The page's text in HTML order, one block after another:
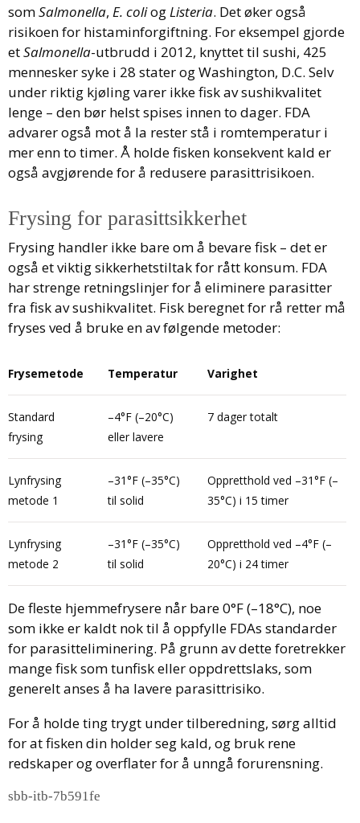
somSalmonella, E. coliog Listeria. Det øker også
risikoen for histaminforgiftning. For eksempel gjorde
etSalmonella-utbrudd i 2012, knyttet til sushi, 425
mennesker syke i 28 stater og Washington, D.C. Selv
under riktig kjøling varer ikke fisk av sushikvalitet
lenge – den bør helst spises innen to dager. FDA
advarer også mot å la rester stå i romtemperatur i
mer enn to timer. Å holde fisken konsekvent kald er
også avgjørende for å redusere parasittrisikoen.
Frysing for parasittsikkerhet
Frysing handler ikke bare om å bevare fisk – det er
også et viktig sikkerhetstiltak for rått konsum. FDA
har strenge retningslinjer for å eliminere parasitter
fra fisk av sushikvalitet. Fisk beregnet for rå retter må
fryses ved å bruke en av følgende metoder:
Frysemetode Temperatur Varighet
Standard
frysing
–4°F (–20°C)
eller lavere
7 dager totalt
Lynfrysing
metode 1
–31°F (–35°C)
til solid
Oppretthold ved –31°F (–
35°C) i 15 timer
Lynfrysing
metode 2
–31°F (–35°C)
til solid
Oppretthold ved –4°F (–
20°C) i 24 timer
De fleste hjemmefrysere når bare 0°F (–18°C), noe
som ikke er kaldt nok til å oppfylle FDAs standarder
for parasitteliminering. På grunn av dette foretrekker
mange fisk som tunfisk eller oppdrettslaks, som
generelt anses å ha lavere parasittrisiko.
For å holde ting trygt under tilberedning, sørg alltid
for at fisken din holder seg kald, og bruk rene
redskaper og overflater for å unngå forurensning.
sbb-itb-7b591fe